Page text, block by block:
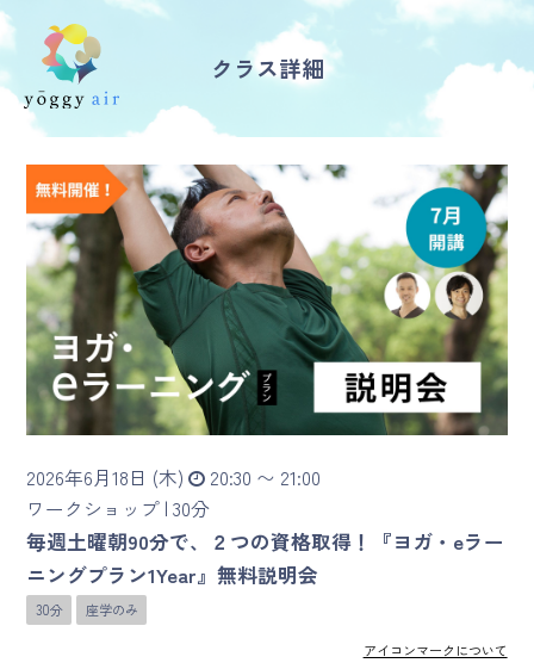
受講の流れ
料金について
インストラクター一覧
FAQ / お問い合わせ
yoggy store
yoggy mommy
マイページ
クラス詳細
2026年6月18日 (木)
20:30 〜 21:00
ワークショップ | 30分
毎週土曜朝90分で、２つの資格取得！『ヨガ・eラー
ニングプラン1Year』無料説明会
30分 座学のみ
アイコンマークについて